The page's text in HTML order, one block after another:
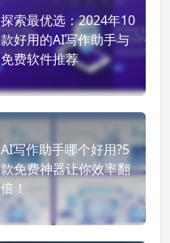
探索最优选：2024年10
款好用的AI写作助手与
免费软件推荐
AI写作助手哪个好用?5
款免费神器让你效率翻
倍！